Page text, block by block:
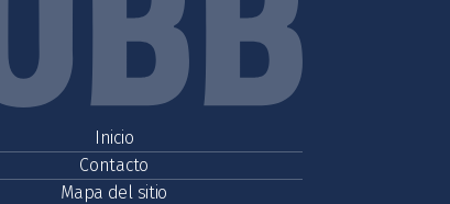
Inicio
Contacto
Mapa del sitio